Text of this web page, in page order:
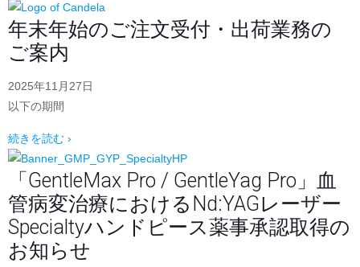
年末年始のご注文受付・出荷業務の
ご案内
2025年11月27日
以下の期間
続きを読む ›
「GentleMax Pro / GentleYag Pro」血
管病変治療におけるNd:YAGレーザー
Specialtyハンドピース薬事承認取得の
お知らせ